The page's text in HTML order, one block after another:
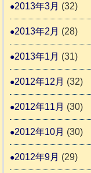
2013年3月 (32)
2013年2月 (28)
2013年1月 (31)
2012年12月 (32)
2012年11月 (30)
2012年10月 (30)
2012年9月 (29)